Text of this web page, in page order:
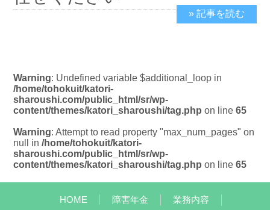
2021/1/4
» 記事を読む
Warning: Undefined variable $additional_loop in
/home/tohokuit/katori-
sharoushi.com/public_html/sr/wp-
content/themes/katori_sharoushi/tag.php on line65
Warning: Attempt to read property "max_num_pages" on
null in/home/tohokuit/katori-
sharoushi.com/public_html/sr/wp-
content/themes/katori_sharoushi/tag.php on line65
HOME 障害年金 業務内容